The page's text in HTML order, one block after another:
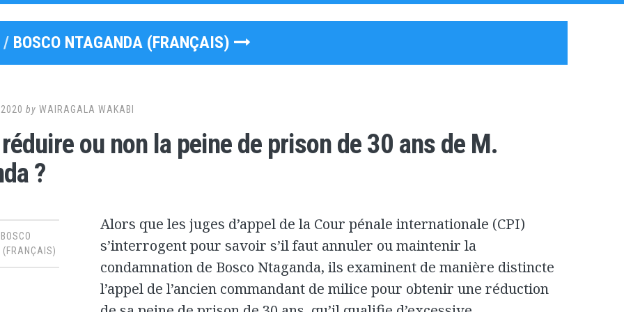
/ BOSCO NTAGANDA (FRANÇAIS)
by WAIRAGALA WAKABI
ou non la peine de prison de 30 ans de M.
?
BOSCO
(FRANÇAIS)
Alors que les juges d’appel de la Cour pénale internationale (CPI)
s’interrogent pour savoir s’il faut annuler ou maintenir la
condamnation de Bosco Ntaganda, ils examinent de manière distincte
l’appel de l’ancien commandant de milice pour obtenir une réduction